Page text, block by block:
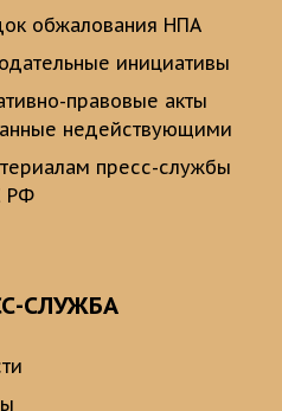
обжалования НПА
инициативы
правовые акты
недействующими
пресс-службы
РФ
СЛУЖБА